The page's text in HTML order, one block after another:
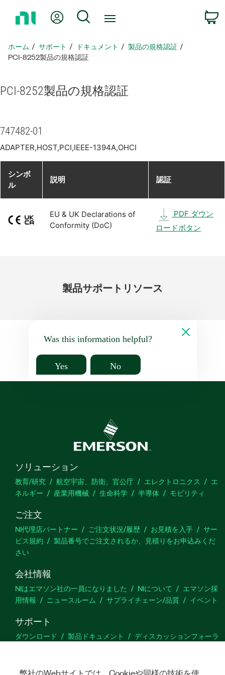
ペ
ー
戻
Myアカウント
検索
ホーム サポート ドキュメント
製品​の​規格​認証
PCI-8252製品​の​規格​認証
PCI-8252製品​の​規格​認証
747482-01
ADAPTER,HOST,PCI,IEEE-1394A,OHCI
シンボ
ル
説明 認証
EU & UK Declarations of
Conformity (DoC)
PDF ダウン
ロードボタン
製品サポート リソース
Was this information helpful?
Yes No
ソリューション
教育/研究 航空宇宙、防衛、官公庁 エレクトロニクス
エ
ネルギー
産業用機械 生命科学 半導体 モビリティ
ご注文
NI代理店パートナー ご注文状況/履歴 お見積を入手
サー
ビス規約
製品番号でご注文されるか、見積りをお申込みくだ
さい
会社情報
NIはエマソン社の一員になりました NIについて
エマソン採
用情報
ニュースルーム サプライチェーン/品質 イベント
サポート
ダウンロード 製品ドキュメント
ディスカッションフォーラ
弊社のWebサイトでは、Cookieや同様の技術を使